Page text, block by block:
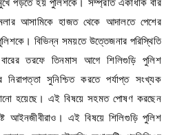
আসামিকে হাজত থেকে আদালতে পেশের
বিভিন্ন সময়তে উত্তেজনার পরিস্থিতি
তরফে তিনমাস আগে শিলিগুড়ি পুলিশ
নিরাপত্তা সুনিশ্চিত করতে পর্যাপ্ত সংখ্যক
হয়েছে। এই বিষয়ে সহমত পোষণ করছেন
আইনজীবীরাও। এই বিষয়ে শিলিগুড়ি পুলিশ